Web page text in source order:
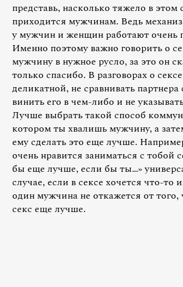
представь, насколько тяжело в этом
приходится мужчинам. Ведь
у мужчин и женщин работают очень
Именно поэтому важно говорить о
мужчину в нужное русло, за это он
только спасибо. В разговорах о
деликатной, не сравнивать
винить его в чем-либо и не
Лучше выбрать такой способ
котором ты хвалишь мужчину, а
ему сделать это еще лучше.
очень нравится заниматься с тобой
бы еще лучше, если бы ты…»
случае, если в сексе хочется что-то
один мужчина не откажется от того,
секс еще лучше.